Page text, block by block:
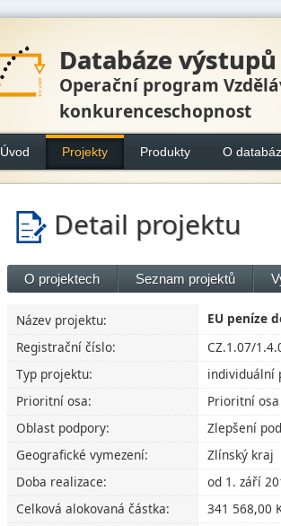
Databáze
Operační program
konkurenceschopnost
Úvod Projekty Produkty O
Detail projektu
O projektech Seznam projektů
Název projektu:
EU peníze
Registrační číslo:
CZ.1.07/
Typ projektu:
individuální
Prioritní osa:
Prioritní
Oblast podpory:
Zlepšení
Geografické vymezení:
Zlínský kraj
Doba realizace:
od 1. září
Celková alokovaná částka:
341 568,00